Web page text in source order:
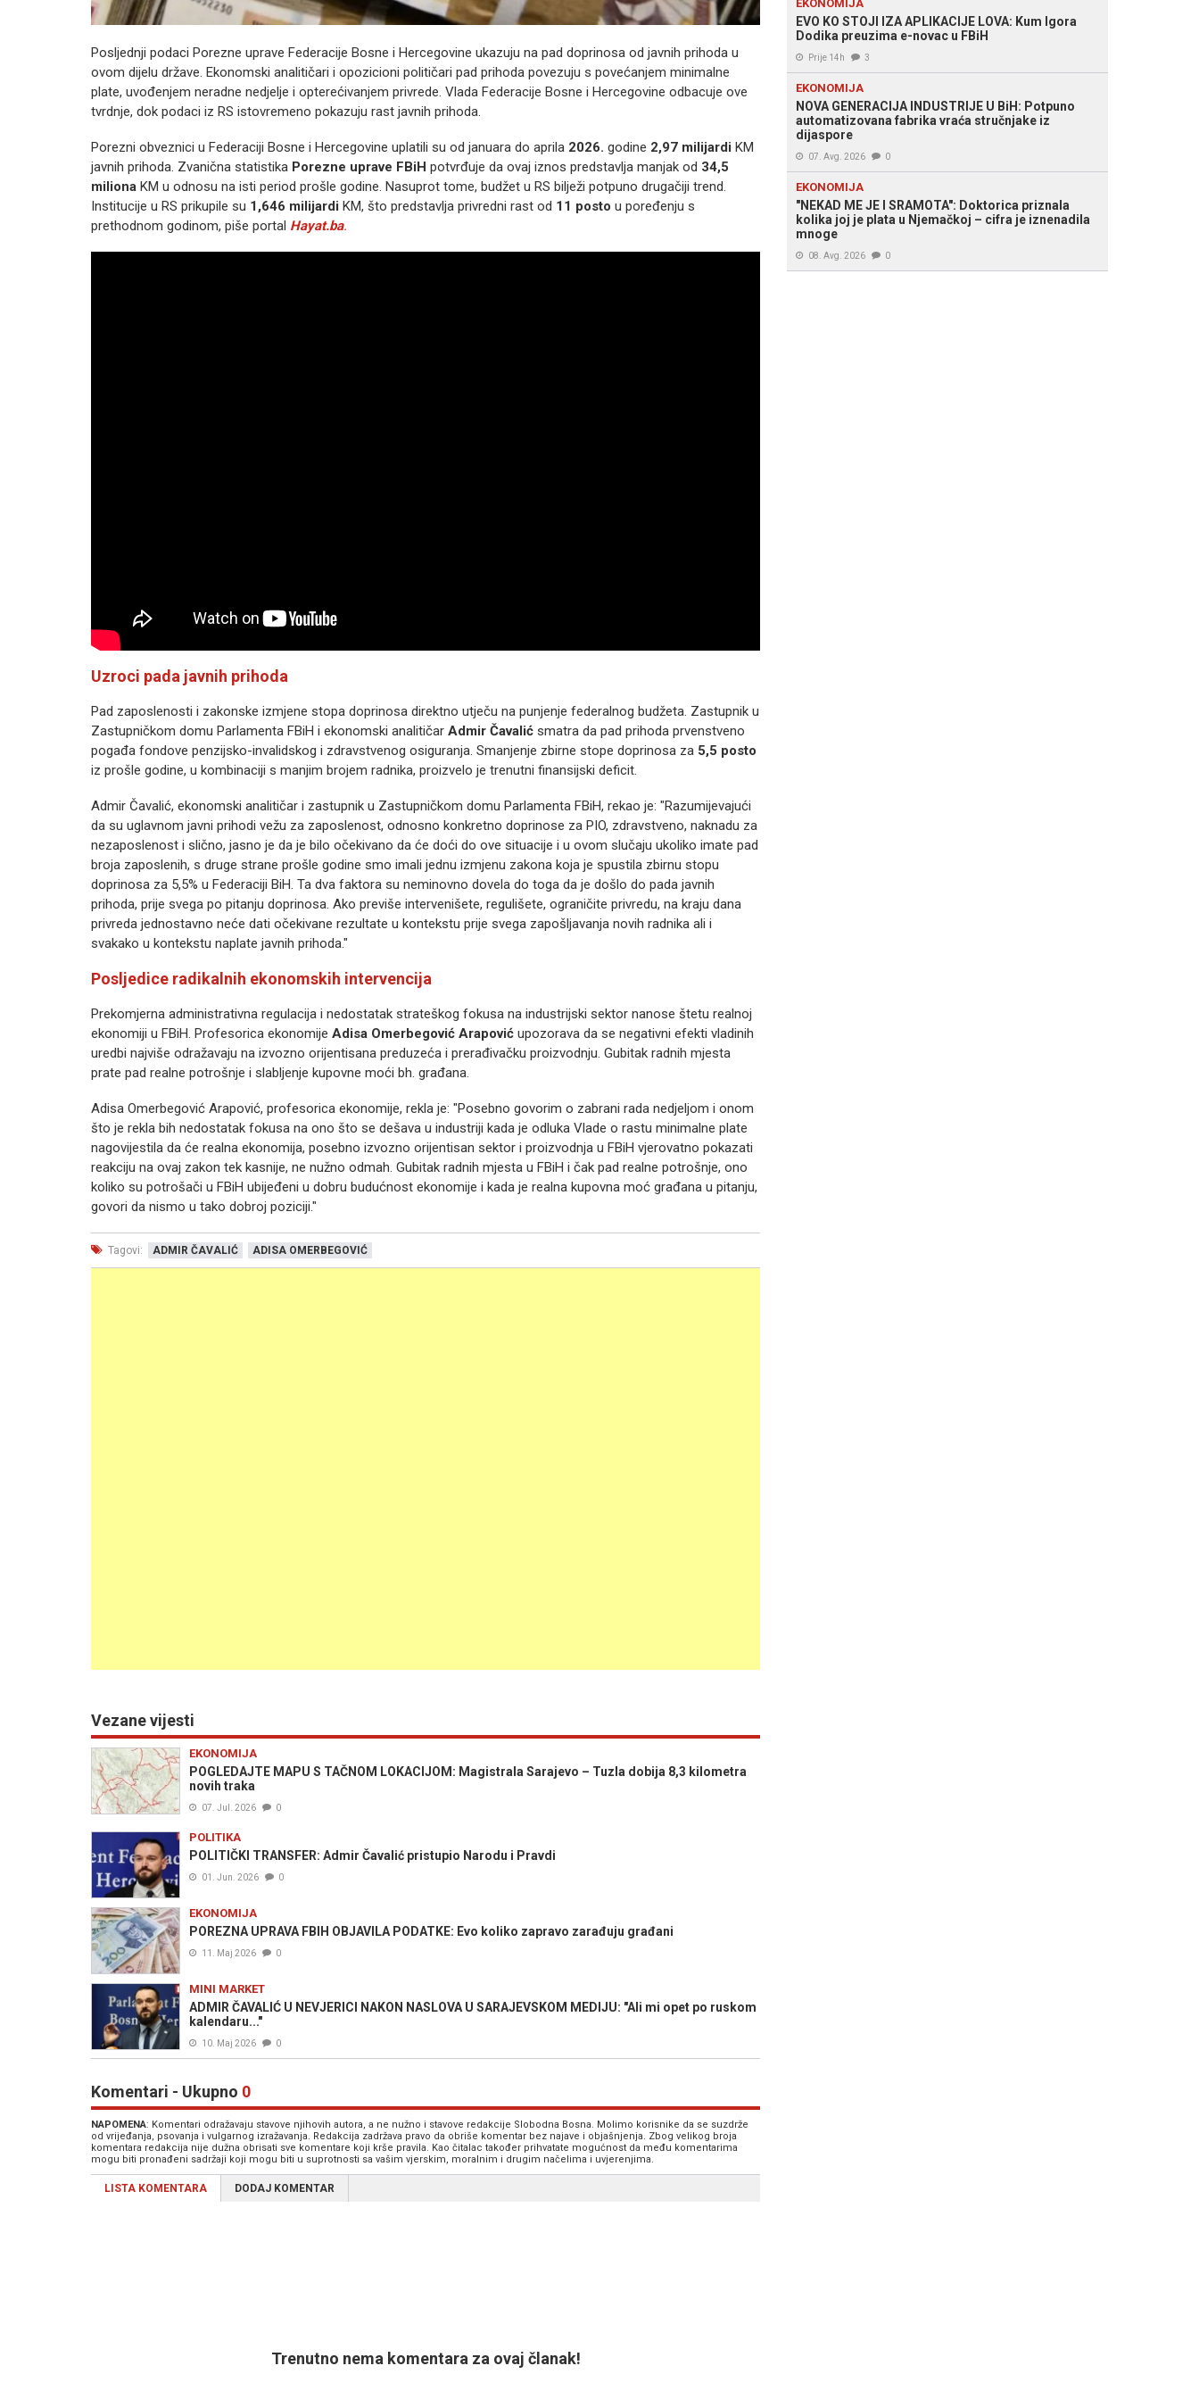
Posljednji podaci Porezne uprave Federacije Bosne i Hercegovine ukazuju na pad doprinosa od javnih prihoda u
ovom dijelu države. Ekonomski analitičari i opozicioni političari pad prihoda povezuju s povećanjem minimalne
plate, uvođenjem neradne nedjelje i opterećivanjem privrede. Vlada Federacije Bosne i Hercegovine odbacuje ove
tvrdnje, dok podaci iz RS istovremeno pokazuju rast javnih prihoda.
Porezni obveznici u Federaciji Bosne i Hercegovine uplatili su od januara do aprila 2026. godine 2,97 milijardi KM
javnih prihoda. Zvanična statistika Porezne uprave FBiH potvrđuje da ovaj iznos predstavlja manjak od 34,5
miliona KM u odnosu na isti period prošle godine. Nasuprot tome, budžet u RS bilježi potpuno drugačiji trend.
Institucije u RS prikupile su 1,646 milijardi KM, što predstavlja privredni rast od 11 posto u poređenju s
prethodnom godinom, piše portal Hayat.ba.
Uzroci pada javnih prihoda
Pad zaposlenosti i zakonske izmjene stopa doprinosa direktno utječu na punjenje federalnog budžeta. Zastupnik u
Zastupničkom domu Parlamenta FBiH i ekonomski analitičar Admir Čavalić smatra da pad prihoda prvenstveno
pogađa fondove penzijsko-invalidskog i zdravstvenog osiguranja. Smanjenje zbirne stope doprinosa za 5,5 posto
iz prošle godine, u kombinaciji s manjim brojem radnika, proizvelo je trenutni finansijski deficit.
Admir Čavalić, ekonomski analitičar i zastupnik u Zastupničkom domu Parlamenta FBiH, rekao je: "Razumijevajući
da su uglavnom javni prihodi vežu za zaposlenost, odnosno konkretno doprinose za PIO, zdravstveno, naknadu za
nezaposlenost i slično, jasno je da je bilo očekivano da će doći do ove situacije i u ovom slučaju ukoliko imate pad
broja zaposlenih, s druge strane prošle godine smo imali jednu izmjenu zakona koja je spustila zbirnu stopu
doprinosa za 5,5% u Federaciji BiH. Ta dva faktora su neminovno dovela do toga da je došlo do pada javnih
prihoda, prije svega po pitanju doprinosa. Ako previše intervenišete, regulišete, ograničite privredu, na kraju dana
privreda jednostavno neće dati očekivane rezultate u kontekstu prije svega zapošljavanja novih radnika ali i
svakako u kontekstu naplate javnih prihoda."
Posljedice radikalnih ekonomskih intervencija
Prekomjerna administrativna regulacija i nedostatak strateškog fokusa na industrijski sektor nanose štetu realnoj
ekonomiji u FBiH. Profesorica ekonomije Adisa Omerbegović Arapović upozorava da se negativni efekti vladinih
uredbi najviše odražavaju na izvozno orijentisana preduzeća i prerađivačku proizvodnju. Gubitak radnih mjesta
prate pad realne potrošnje i slabljenje kupovne moći bh. građana.
Adisa Omerbegović Arapović, profesorica ekonomije, rekla je: "Posebno govorim o zabrani rada nedjeljom i onom
što je rekla bih nedostatak fokusa na ono što se dešava u industriji kada je odluka Vlade o rastu minimalne plate
nagovijestila da će realna ekonomija, posebno izvozno orijentisan sektor i proizvodnja u FBiH vjerovatno pokazati
reakciju na ovaj zakon tek kasnije, ne nužno odmah. Gubitak radnih mjesta u FBiH i čak pad realne potrošnje, ono
koliko su potrošači u FBiH ubijeđeni u dobru budućnost ekonomije i kada je realna kupovna moć građana u pitanju,
govori da nismo u tako dobroj poziciji."
Tagovi: ADMIR ČAVALIĆ ADISA OMERBEGOVIĆ
Vezane vijesti
EKONOMIJA
POGLEDAJTE MAPU S TAČNOM LOKACIJOM: Magistrala Sarajevo – Tuzla dobija 8,3 kilometra
novih traka
07. Jul. 2026 0
POLITIKA
POLITIČKI TRANSFER: Admir Čavalić pristupio Narodu i Pravdi
01. Jun. 2026 0
EKONOMIJA
POREZNA UPRAVA FBIH OBJAVILA PODATKE: Evo koliko zapravo zarađuju građani
11. Maj 2026 0
MINI MARKET
ADMIR ČAVALIĆ U NEVJERICI NAKON NASLOVA U SARAJEVSKOM MEDIJU: "Ali mi opet po ruskom
kalendaru..."
10. Maj 2026 0
Komentari - Ukupno 0
NAPOMENA: Komentari odražavaju stavove njihovih autora, a ne nužno i stavove redakcije Slobodna Bosna. Molimo korisnike da se suzdrže
od vrijeđanja, psovanja i vulgarnog izražavanja. Redakcija zadržava pravo da obriše komentar bez najave i objašnjenja. Zbog velikog broja
komentara redakcija nije dužna obrisati sve komentare koji krše pravila. Kao čitalac također prihvatate mogućnost da među komentarima
mogu biti pronađeni sadržaji koji mogu biti u suprotnosti sa vašim vjerskim, moralnim i drugim načelima i uvjerenjima.
LISTA KOMENTARA DODAJ KOMENTAR
Trenutno nema komentara za ovaj članak!
EKONOMIJA
EVO KO STOJI IZA APLIKACIJE LOVA: Kum Igora
Dodika preuzima e-novac u FBiH
Prije 14h 3
EKONOMIJA
NOVA GENERACIJA INDUSTRIJE U BiH: Potpuno
automatizovana fabrika vraća stručnjake iz
dijaspore
07. Avg. 2026 0
EKONOMIJA
"NEKAD ME JE I SRAMOTA": Doktorica priznala
kolika joj je plata u Njemačkoj – cifra je iznenadila
mnoge
08. Avg. 2026 0